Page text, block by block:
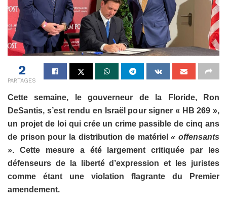
2
PARTAGES
Cette semaine, le gouverneur de la Floride, Ron
DeSantis, s’est rendu en Israël pour signer « HB 269 »,
un projet de loi qui crée un crime passible de cinq ans
de prison pour la distribution de matériel« offensants
». Cette mesure a été largement critiquée par les
défenseurs de la liberté d’expression et les juristes
comme étant une violation flagrante du Premier
amendement.